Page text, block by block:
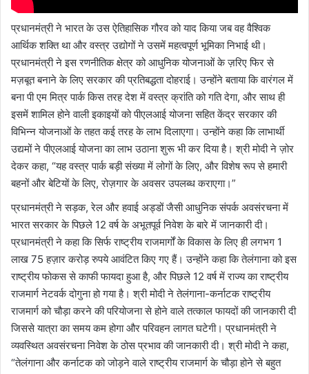
प्रधानमंत्री ने भारत के उस ऐतिहासिक गौरव को याद किया जब वह वैश्विक
आर्थिक शक्ति था और वस्त्र उद्योगों ने उसमें महत्वपूर्ण भूमिका निभाई थी।
प्रधानमंत्री ने इस रणनीतिक क्षेत्र को आधुनिक योजनाओं के ज़रिए फिर से
मज़बूत बनाने के लिए सरकार की प्रतिबद्धता दोहराई। उन्होंने बताया कि वारंगल में
बना पी एम मित्र पार्क किस तरह देश में वस्त्र क्रांति को गति देगा, और साथ ही
इसमें शामिल होने वाली इकाइयों को पीएलआई योजना सहित केंद्र सरकार की
विभिन्न योजनाओं के तहत कई तरह के लाभ दिलाएगा। उन्होंने कहा कि लाभार्थी
उद्यमों ने पीएलआई योजना का लाभ उठाना शुरू भी कर दिया है। श्री मोदी ने ज़ोर
देकर कहा, “यह वस्त्र पार्क बड़ी संख्या में लोगों के लिए, और विशेष रूप से हमारी
बहनों और बेटियों के लिए, रोज़गार के अवसर उपलब्ध कराएगा।”
प्रधानमंत्री ने सड़क, रेल और हवाई अड्डों जैसी आधुनिक संपर्क अवसंरचना में
भारत सरकार के पिछले 12 वर्ष के अभूतपूर्व निवेश के बारे में जानकारी दी।
प्रधानमंत्री ने कहा कि सिर्फ राष्ट्रीय राजमार्गों के विकास के लिए ही लगभग 1
लाख 75 हज़ार करोड़ रुपये आवंटित किए गए हैं। उन्होंने कहा कि तेलंगाना को इस
राष्ट्रीय फोकस से काफी फायदा हुआ है, और पिछले 12 वर्ष में राज्य का राष्ट्रीय
राजमार्ग नेटवर्क दोगुना हो गया है। श्री मोदी ने तेलंगाना-कर्नाटक राष्ट्रीय
राजमार्ग को चौड़ा करने की परियोजना से होने वाले तत्काल फायदों की जानकारी दी
जिससे यात्रा का समय कम होगा और परिवहन लागत घटेगी। प्रधानमंत्री ने
व्यवस्थित अवसंरचना निवेश के ठोस प्रभाव की जानकारी दी। श्री मोदी ने कहा,
“तेलंगाना और कर्नाटक को जोड़ने वाले राष्ट्रीय राजमार्ग के चौड़ा होने से बहुत